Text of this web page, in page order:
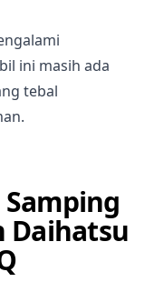
ini masih ada
tebal
Daihatsu